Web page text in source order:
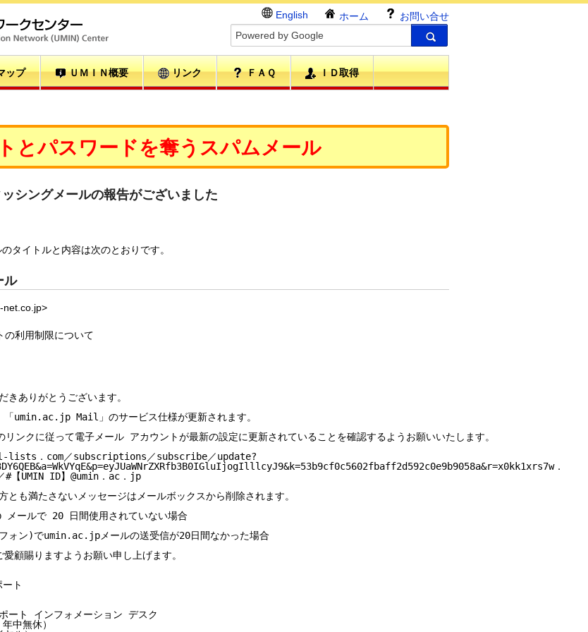
English ホーム お問い合せ
ップ ＵＭＩＮ概要 リンク ＦＡＱ ＩＤ取得
とパスワードを奪うスパムメール
シングメールの報告がございました
タイトルと内容は次のとおりです。
ル
net.co.jp>
の利用制限について
ありがとうございます。
umin.ac.jp Mail」のサービス仕様が更新されます。
リンクに従って電子メール アカウントが最新の設定に更新されていることを確認するようお願いいたします。
lists．com／subscriptions／subscribe／update?
．
【UMIN ID】@umin．ac．jp
も満たさないメッセージはメールボックスから削除されます。
ールで 20 日間使用されていない場合
ォン)でumin.ac.jpメールの送受信が20日間なかった場合
賜りますようお願い申し上げます。
ト
ト インフォメーション デスク
中無休）